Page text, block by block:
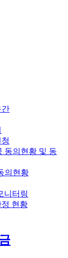
간
동의현황 및 동
의현황
니터링
현황